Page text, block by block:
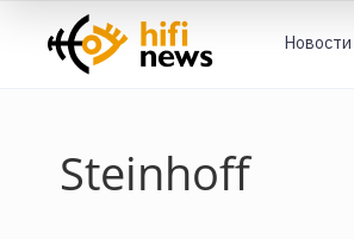
Новости
Steinhoff